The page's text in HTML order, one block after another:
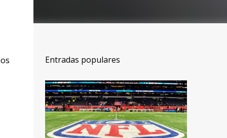
Entradas populares